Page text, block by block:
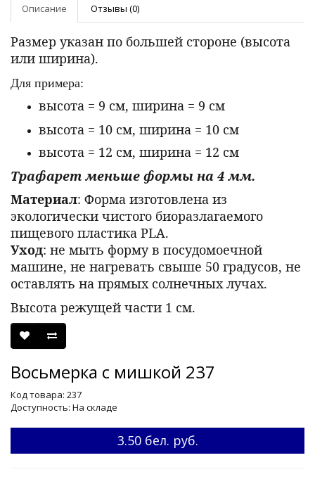
Описание Отзывы (0)
Размер указан по большей стороне (высота
или ширина).
Для примера:
высота = 9 см, ширина = 9 см
высота = 10 см, ширина = 10 см
высота = 12 см, ширина = 12 см
Трафарет меньше формы на 4 мм.
Материал: Форма изготовлена из
экологически чистого биоразлагаемого
пищевого пластика PLA.
Уход: не мыть форму в посудомоечной
машине, не нагревать свыше 50 градусов, не
оставлять на прямых солнечных лучах.
Высота режущей части 1 см.
Восьмерка с мишкой 237
Код товара: 237
Доступность: На складе
3.50 бел. руб.